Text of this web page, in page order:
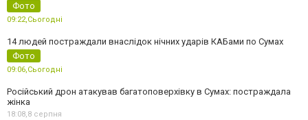
Фото
09:22,Сьогодні
14 людей постраждали внаслідок нічних ударів КАБами по Сумах
Фото
09:06,Сьогодні
Російський дрон атакував багатоповерхівку в Сумах: постраждала
жінка
18:08,8 серпня